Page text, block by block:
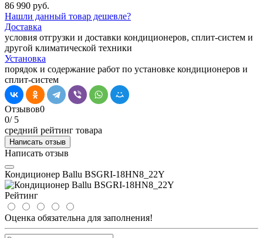
86 990 руб.
Нашли данный товар дешевле?
Доставка
условия отгрузки и доставки кондиционеров, сплит-систем и
другой климатической техники
Установка
порядок и содержание работ по установке кондиционеров и
сплит-систем
Отзывов0
0/ 5
средний рейтинг товара
Написать отзыв
Написать отзыв
Кондиционер Ballu BSGRI-18HN8_22Y
Рейтинг
Оценка обязательна для заполнения!